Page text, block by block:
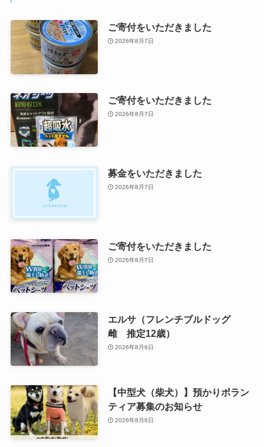
ご寄付をいただきました
2026年8月7日
ご寄付をいただきました
2026年8月7日
募金をいただきました
2026年8月7日
ご寄付をいただきました
2026年8月7日
エルサ（フレンチブルドッグ
雌 推定12歳）
2026年8月6日
【中型犬（柴犬）】預かりボラン
ティア募集のお知らせ
2026年8月6日